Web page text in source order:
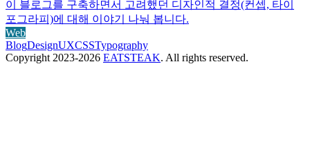
이 블로그를 구축하면서 고려했던 디자인적 결정(컨셉, 타이
포그라피)에 대해 이야기 나눠 봅니다.
Web
BlogDesignUXCSSTypography
Copyright 2023-2026 EATSTEAK. All rights reserved.